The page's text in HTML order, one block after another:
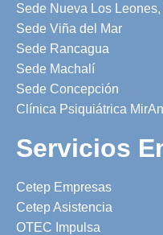
Sede Nueva Los
Sede Viña del Mar
Sede Rancagua
Sede Machalí
Sede Concepción
Clínica Psiquiátrica
Servicios
Cetep Empresas
Cetep Asistencia
OTEC Impulsa